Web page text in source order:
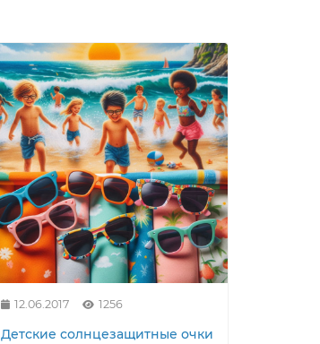
12.06.2017 1256
Детские солнцезащитные очки